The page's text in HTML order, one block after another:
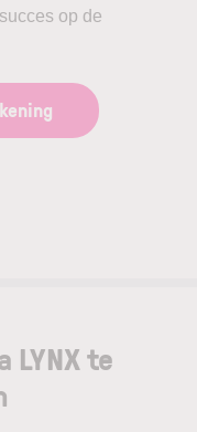
op de
LYNX te